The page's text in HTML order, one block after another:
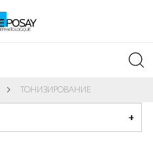
ТОНИЗИРОВАНИЕ